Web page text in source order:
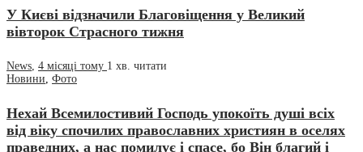
У Києві відзначили Благовіщення у Великий
вівторок Страсного тижня
News, 4 місяці тому 1 хв. читати
Новини, Фото
Нехай Всемилостивий Господь упокоїть душі всіх
від віку спочилих православних християн в оселях
праведних, а нас помилує і спасе, бо Він благий і